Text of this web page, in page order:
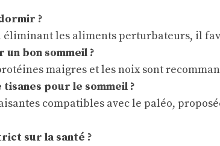
?
les aliments perturbateurs, il
bon sommeil ?
maigres et les noix sont
pour le sommeil ?
compatibles avec le paléo,
sur la santé ?